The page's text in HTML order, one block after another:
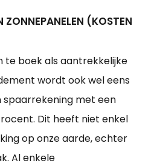
ZONNEPANELEN (KOSTEN
te boek als aantrekkelijke
wordt ook wel eens
met een
Dit heeft niet enkel
op onze aarde, echter
Al enkele